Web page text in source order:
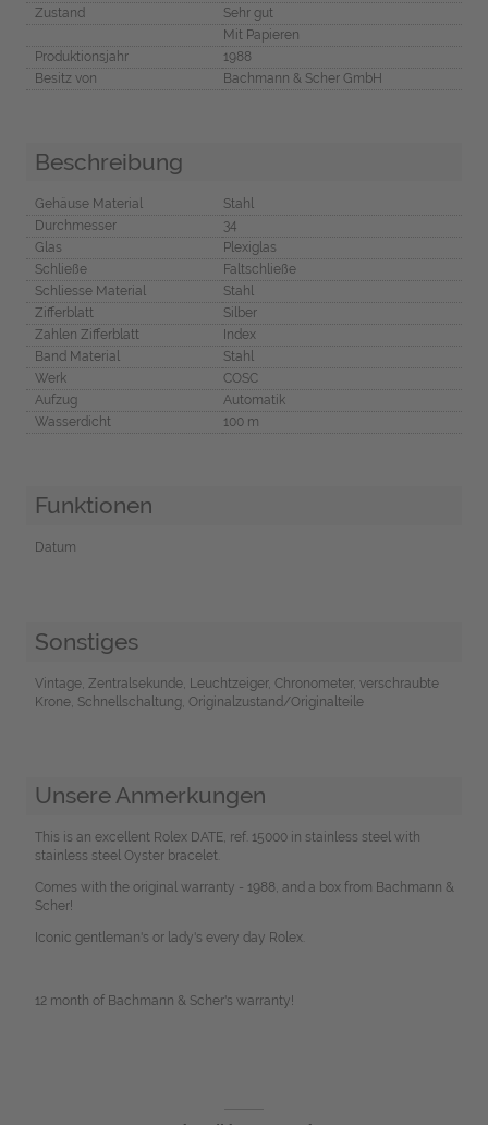
Zustand
Sehr gut
Mit Papieren
Produktionsjahr
1988
Besitz von
Bachmann & Scher GmbH
Beschreibung
Gehäuse Material
Stahl
Durchmesser
34
Glas
Plexiglas
Schließe
Faltschließe
Schliesse Material
Stahl
Zifferblatt
Silber
Zahlen Zifferblatt
Index
Band Material
Stahl
Werk
COSC
Aufzug
Automatik
Wasserdicht
100 m
Funktionen
Datum
Sonstiges
Vintage, Zentralsekunde, Leuchtzeiger, Chronometer, verschraubte
Krone, Schnellschaltung, Originalzustand/Originalteile
Unsere Anmerkungen
This is an excellent Rolex DATE, ref. 15000 in stainless steel with
stainless steel Oyster bracelet.
Comes with the original warranty - 1988, and a box from Bachmann &
Scher!
Iconic gentleman's or lady's every day Rolex.
12 month of Bachmann & Scher's warranty!